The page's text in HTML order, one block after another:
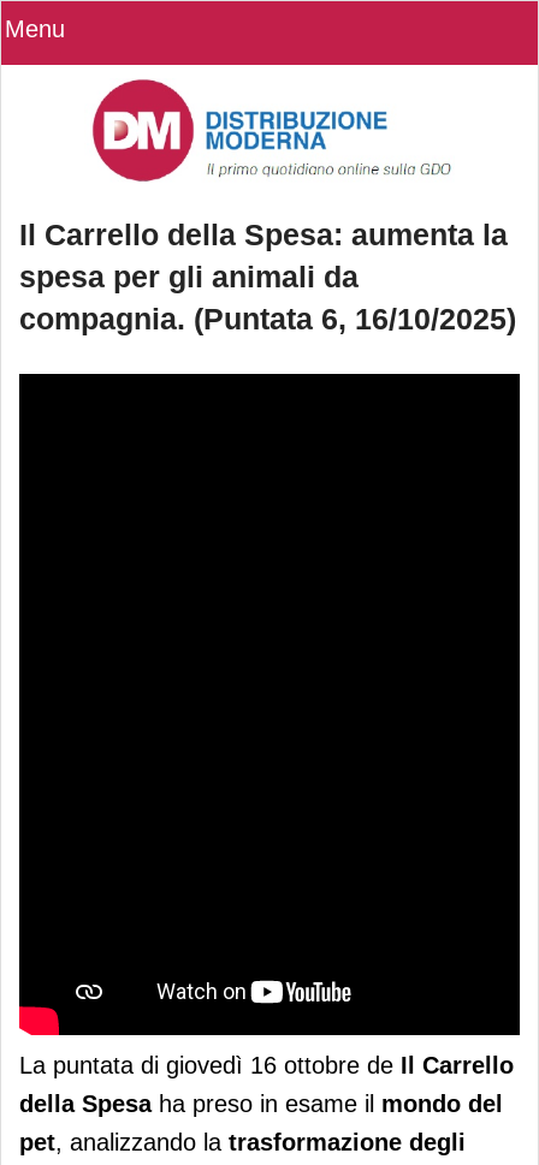
Menu
Il Carrello della Spesa: aumenta la
spesa per gli animali da
compagnia. (Puntata 6, 16/10/2025)
Il Carrello della Spesa: aumenta la
La puntata di giovedì 16 ottobre de Il Carrello
della Spesaha preso in esame il mondo del
pet, analizzando la trasformazione degli